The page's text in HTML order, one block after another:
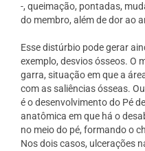
-, queimação, pontadas,
do membro, além de dor ao
Esse distúrbio pode gerar
exemplo, desvios ósseos. O
garra, situação em que a
com as saliências ósseas.
é o desenvolvimento do Pé
anatômica em que há o
no meio do pé, formando o
Nos dois casos, ulcerações